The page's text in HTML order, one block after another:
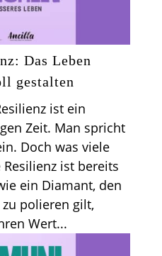
Das Leben
gestalten
ist ein
Zeit. Man spricht
Doch was viele
ist bereits
ein Diamant, den
polieren gilt,
Wert...